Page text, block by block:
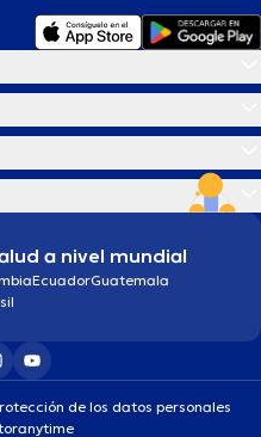
a nivel mundial
EcuadorGuatemala
de los datos personales